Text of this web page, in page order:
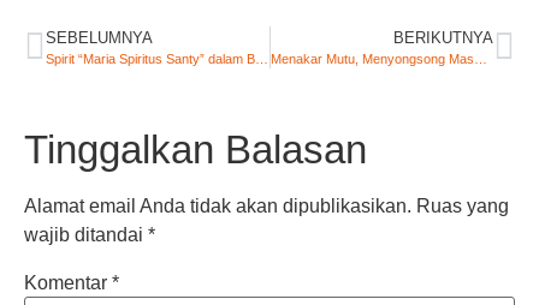
SEBELUMNYA
Spirit “Maria Spiritus Santy” dalam Berpidato
BERIKUTNYA
Menakar Mutu, Menyongsong Masa Depan: Pentingnya Tes Kompetensi Akademis di SMK Stella Maris Labuan Bajo
Tinggalkan Balasan
Alamat email Anda tidak akan dipublikasikan. Ruas yang
wajib ditandai *
Komentar *